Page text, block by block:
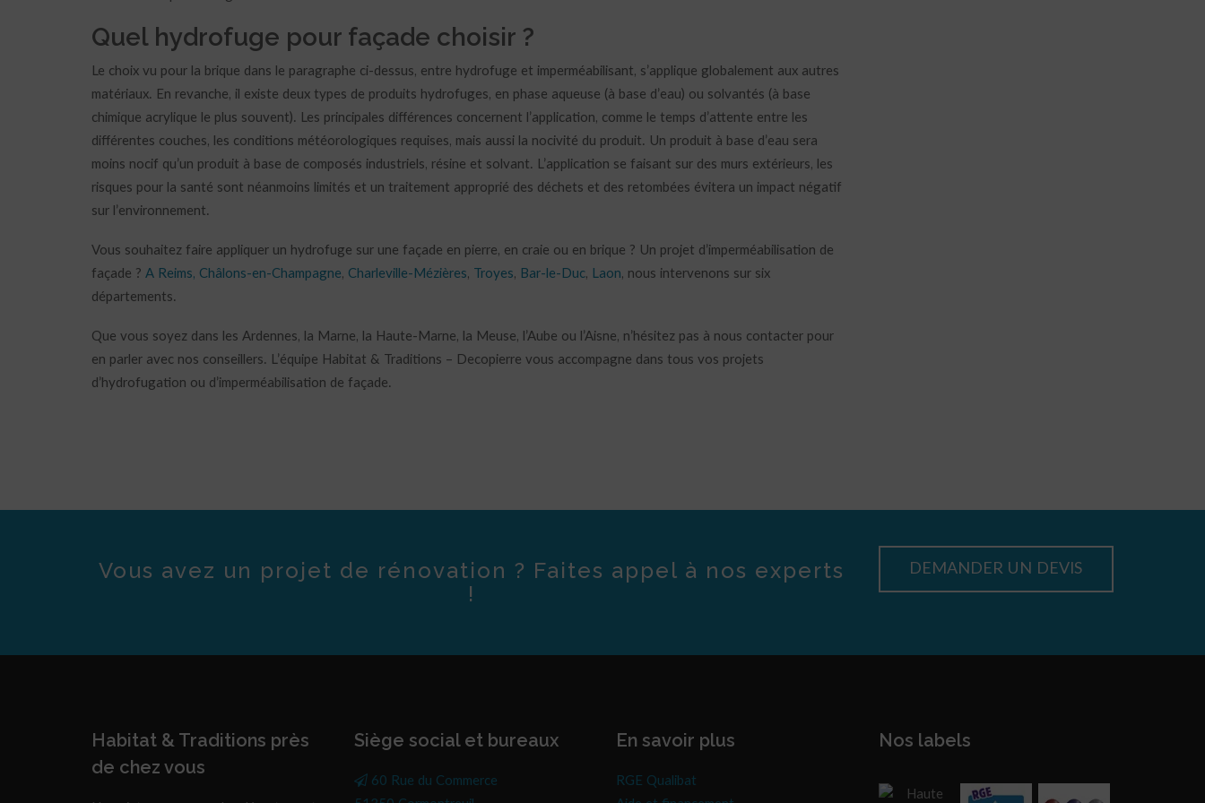
Quel hydrofuge pour façade choisir ?
Le choix vu pour la brique dans le paragraphe ci-dessus, entre hydrofuge et imperméabilisant, s’applique globalement aux autres
matériaux. En revanche, il existe deux types de produits hydrofuges, en phase aqueuse (à base d’eau) ou solvantés (à base
chimique acrylique le plus souvent). Les principales différences concernent l’application, comme le temps d’attente entre les
différentes couches, les conditions météorologiques requises, mais aussi la nocivité du produit. Un produit à base d’eau sera
moins nocif qu’un produit à base de composés industriels, résine et solvant. L’application se faisant sur des murs extérieurs, les
risques pour la santé sont néanmoins limités et un traitement approprié des déchets et des retombées évitera un impact négatif
sur l’environnement.
Vous souhaitez faire appliquer un hydrofuge sur une façade en pierre, en craie ou en brique ? Un projet d’imperméabilisation de
façade ? A Reims, Châlons-en-Champagne, Charleville-Mézières, Troyes, Bar-le-Duc, Laon, nous intervenons sur six
départements.
Que vous soyez dans les Ardennes, la Marne, la Haute-Marne, la Meuse, l’Aube ou l’Aisne, n’hésitez pas à nous contacter pour
en parler avec nos conseillers. L’équipe Habitat & Traditions – Decopierre vous accompagne dans tous vos projets
d’hydrofugation ou d’imperméabilisation de façade.
Vous avez un projet de rénovation ? Faites appel à nos experts
!
DEMANDER UN DEVIS
Habitat & Traditions près
de chez vous
Siège social et bureaux
60 Rue du Commerce
En savoir plus
RGE Qualibat
Nos labels